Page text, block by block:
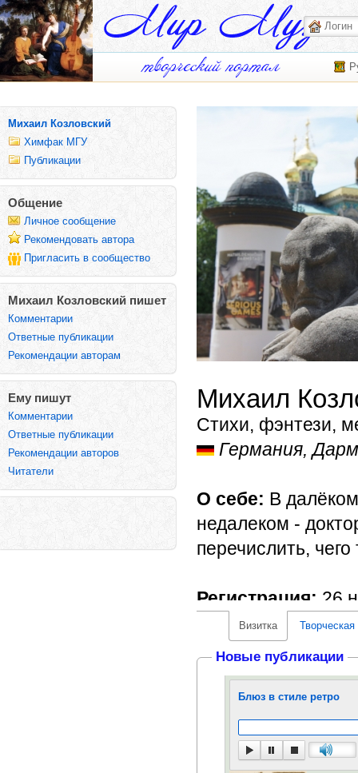
Михаил Козловский
Химфак МГУ
Публикации
Общение
Личное сообщение
Рекомендовать автора
Пригласить в сообщество
Михаил Козловский пишет
Комментарии
Ответные публикации
Рекомендации авторам
Ему пишут
Комментарии
Ответные публикации
Рекомендации авторов
Читатели
Михаил
Стихи, фэнтези,
Германия,
О себе: В
недалеком -
перечислить,
Регистрация: 26
Визитка
Новые публикации
Блюз в стиле ретро